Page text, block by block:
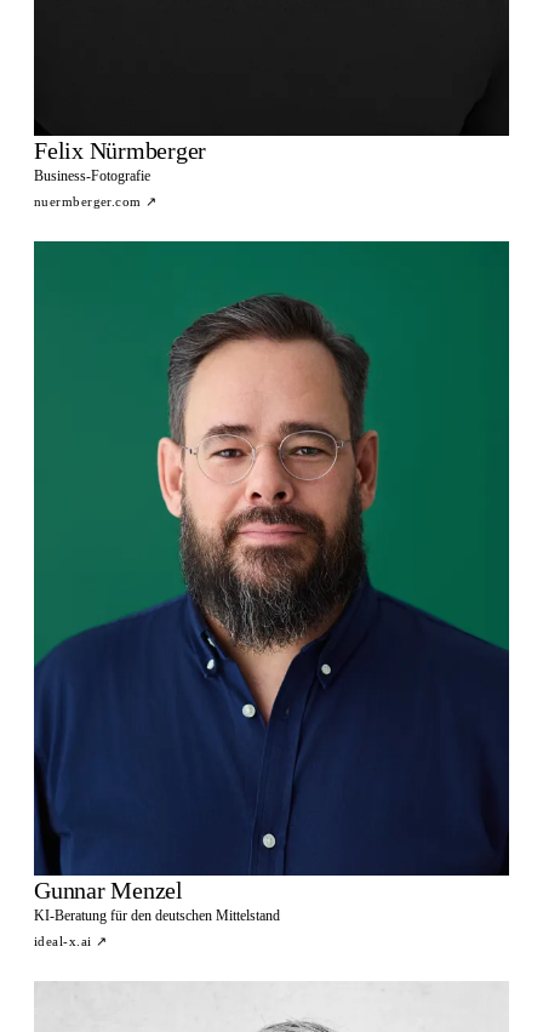
Felix Nürmberger
Business-Fotografie
nuermberger.com ↗
Gunnar Menzel
KI-Beratung für den deutschen Mittelstand
ideal-x.ai ↗